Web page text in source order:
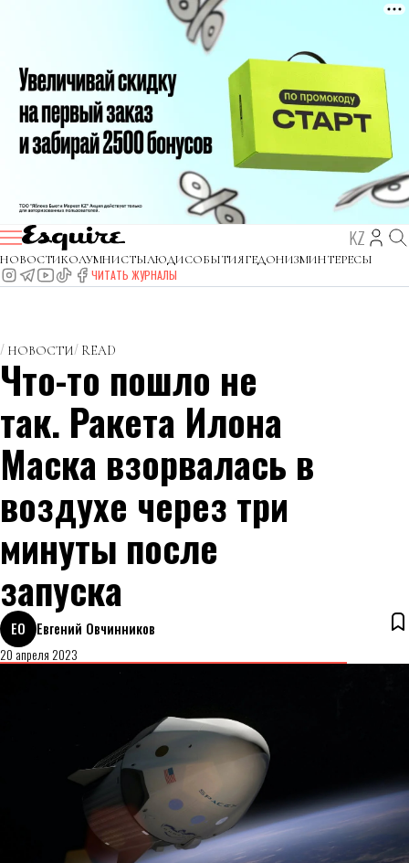
KZ
НОВОСТИКОЛУМНИСТЫЛЮДИСОБЫТИЯГЕДОНИЗМИНТЕРЕСЫ
ЧИТАТЬ ЖУРНАЛЫ
НОВОСТИ READ
Что-то пошло не
так. Ракета Илона
Маска взорвалась в
воздухе через три
минуты после
запуска
ЕО
Евгений Овчинников
20 апреля 2023